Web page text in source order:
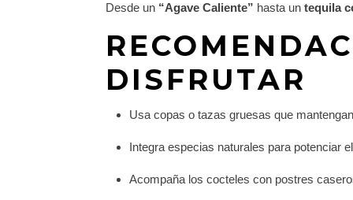
Desde un “Agave Caliente” hasta un tequila
DISFRUTAR
Usa copas o tazas gruesas que
Integra especias naturales para potenciar
Acompaña los cocteles con postres